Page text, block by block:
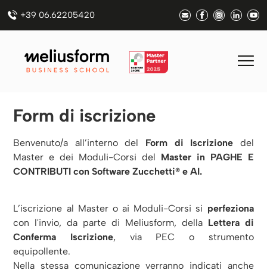
+39 06.62205420
Form di iscrizione
Benvenuto/a all’interno del Form di Iscrizione del
Master e dei Moduli-Corsi del Master in PAGHE E
CONTRIBUTI con Software Zucchetti® e AI.
L’iscrizione al Master o ai Moduli-Corsi si perfeziona
con l'invio, da parte di Meliusform, della Lettera di
Conferma Iscrizione, via PEC o strumento
equipollente.
Nella stessa comunicazione verranno indicati anche